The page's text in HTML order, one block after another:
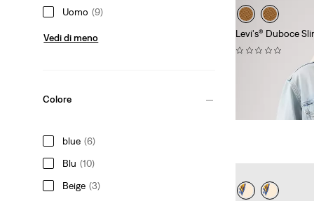
Uomo (9)
Vedi di meno
Colore
blue (6)
Blu (10)
Beige (3)
Levi's® Duboce